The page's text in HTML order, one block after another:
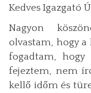
Kedves Igazgató
Nagyon
olvastam, hogy
fogadtam,
fejeztem, nem
kellő időm és